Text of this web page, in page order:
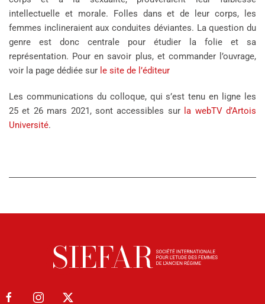
intellectuelle et morale. Folles dans et de leur corps, les
femmes inclineraient aux conduites déviantes. La question du
genre est donc centrale pour étudier la folie et sa
représentation. Pour en savoir plus, et commander l’ouvrage,
voir la page dédiée sur le site de l’éditeur
Les communications du colloque, qui s’est tenu en ligne les
25 et 26 mars 2021, sont accessibles sur la webTV d’Artois
Université.